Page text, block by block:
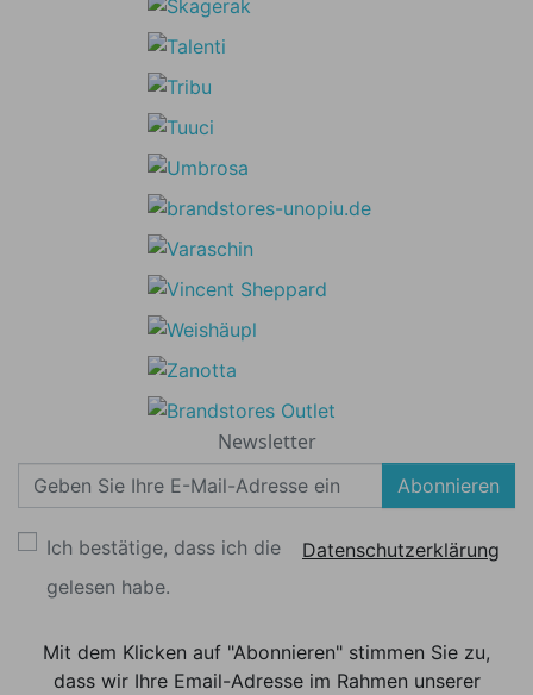
Newsletter
Abonnieren
Ich bestätige, dass ich die
Datenschutzerklärung
gelesen habe.
Mit dem Klicken auf "Abonnieren" stimmen Sie zu,
dass wir Ihre Email-Adresse im Rahmen unserer